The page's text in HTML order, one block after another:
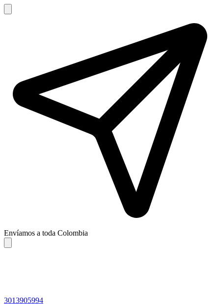
Envíamos a toda Colombia
3013905994